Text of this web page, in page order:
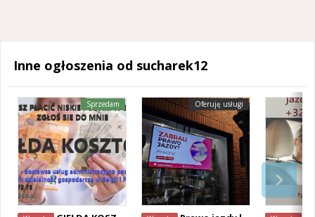
Inne ogłoszenia od sucharek12
Sprzedam Oferuję usługi